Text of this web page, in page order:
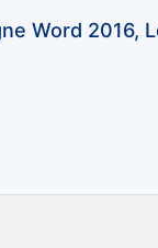
Word 2016,